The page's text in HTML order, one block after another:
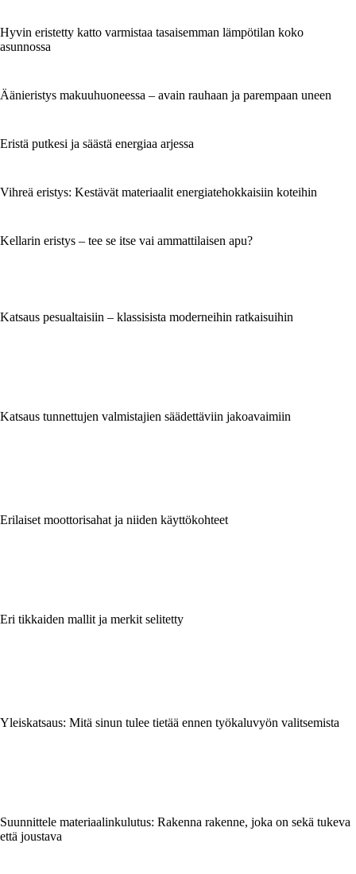
Hyvin eristetty katto varmistaa tasaisemman lämpötilan koko
asunnossa
Äänieristys makuuhuoneessa – avain rauhaan ja parempaan uneen
Eristä putkesi ja säästä energiaa arjessa
Vihreä eristys: Kestävät materiaalit energiatehokkaisiin koteihin
Kellarin eristys – tee se itse vai ammattilaisen apu?
Katsaus pesualtaisiin – klassisista moderneihin ratkaisuihin
Katsaus tunnettujen valmistajien säädettäviin jakoavaimiin
Erilaiset moottorisahat ja niiden käyttökohteet
Eri tikkaiden mallit ja merkit selitetty
Yleiskatsaus: Mitä sinun tulee tietää ennen työkaluvyön valitsemista
Suunnittele materiaalinkulutus: Rakenna rakenne, joka on sekä tukeva
että joustava